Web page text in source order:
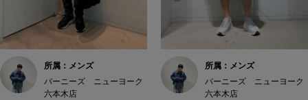
所属：メンズ
バーニーズ ニューヨーク
六本木店
所属：メンズ
バーニーズ ニューヨーク
六本木店